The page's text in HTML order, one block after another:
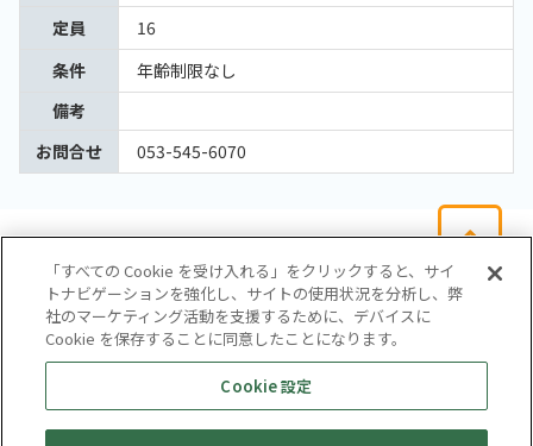
定員
16
条件
年齢制限なし
備考
お問合せ
053-545-6070
会社概要
サイトマップ
お問い合わせ
個人情報保護方針
株式会社テイツー
「すべての Cookie を受け入れる」をクリックすると、サイ
トナビゲーションを強化し、サイトの使用状況を分析し、弊
社のマーケティング活動を支援するために、デバイスに
Cookie を保存することに同意したことになります。
Cookie 設定